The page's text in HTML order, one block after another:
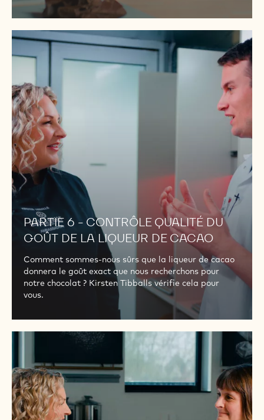
PARTIE 6 - CONTRÔLE QUALITÉ DU
GOÛT DE LA LIQUEUR DE CACAO
Comment sommes-nous sûrs que la liqueur de cacao
donnera le goût exact que nous recherchons pour
notre chocolat ? Kirsten Tibballs vérifie cela pour
vous.
PARTIE
6
CONTRÔLE
QUALITÉ
DU
GOÛT
DE
LA
LIQUEUR
DE
CACAO
-
QUELS
INGRÉDIENTS
SÉLECTIONNONS-